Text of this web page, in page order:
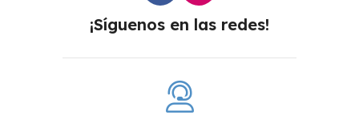
¡Síguenos en las redes!